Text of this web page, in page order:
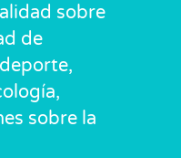
sobre
de
sobre la